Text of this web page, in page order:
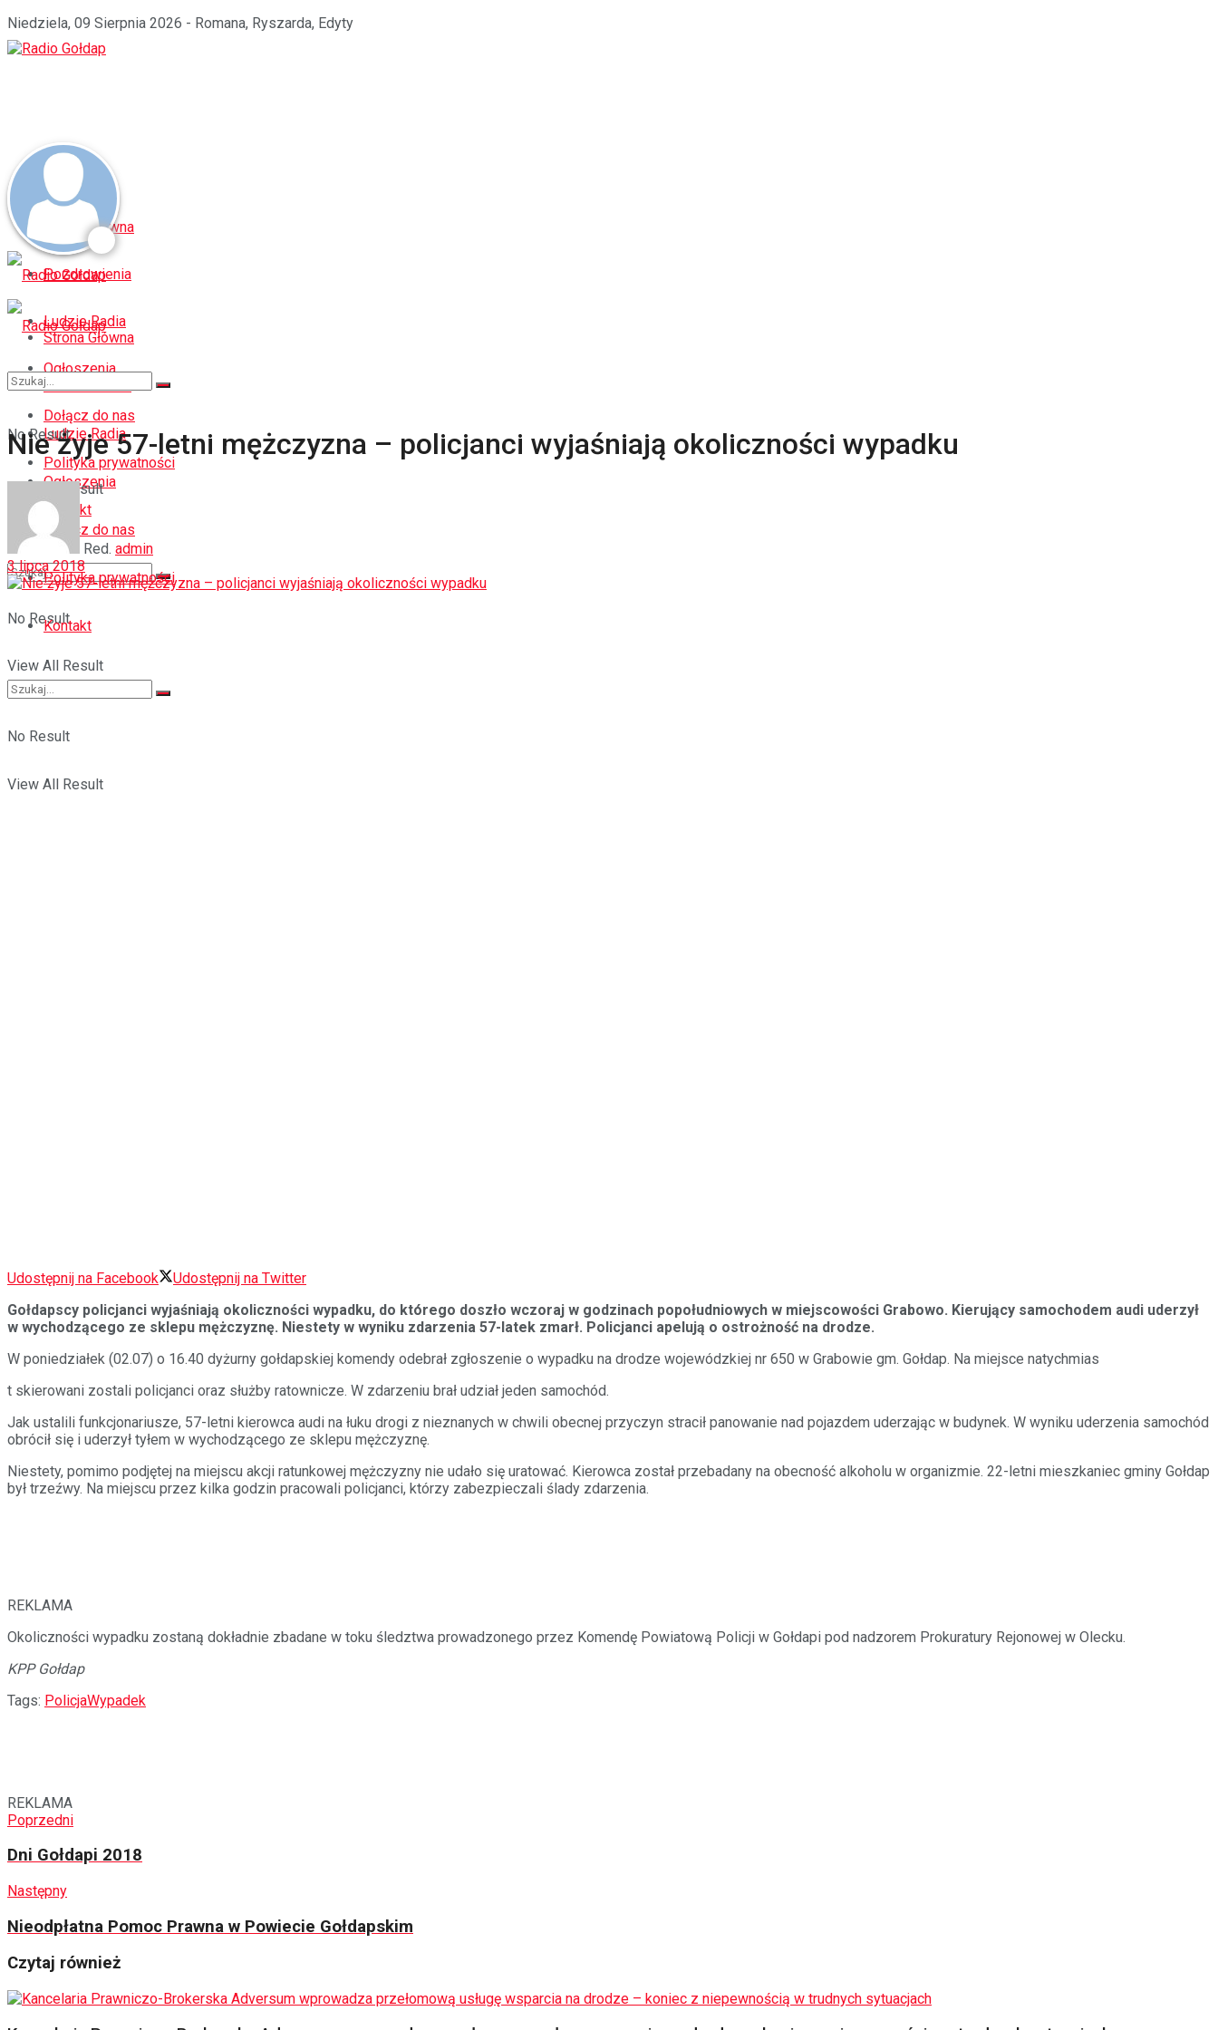
Niedziela, 09 Sierpnia 2026 - Romana, Ryszarda, Edyty
Strona Główna
Pozdrowienia
Ludzie Radia
Ogłoszenia
Dołącz do nas
Polityka prywatności
Kontakt
No Result
View All Result
Strona Główna
Pozdrowienia
Ludzie Radia
Ogłoszenia
Dołącz do nas
Polityka prywatności
Kontakt
No Result
View All Result
No Result
View All Result
Nie żyje 57-letni mężczyzna – policjanci wyjaśniają okoliczności wypadku
Red. admin
3 lipca 2018
Udostępnij na Facebook
Udostępnij na Twitter
Gołdapscy policjanci wyjaśniają okoliczności wypadku, do którego doszło wczoraj w godzinach popołudniowych w miejscowości Grabowo. Kierujący samochodem audi uderzył
w wychodzącego ze sklepu mężczyznę. Niestety w wyniku zdarzenia 57-latek zmarł. Policjanci apelują o ostrożność na drodze.
W poniedziałek (02.07) o 16.40 dyżurny gołdapskiej komendy odebrał zgłoszenie o wypadku na drodze wojewódzkiej nr 650 w Grabowie gm. Gołdap. Na miejsce natychmias
t skierowani zostali policjanci oraz służby ratownicze. W zdarzeniu brał udział jeden samochód.
Jak ustalili funkcjonariusze, 57-letni kierowca audi na łuku drogi z nieznanych w chwili obecnej przyczyn stracił panowanie nad pojazdem uderzając w budynek. W wyniku uderzenia samochód
obrócił się i uderzył tyłem w wychodzącego ze sklepu mężczyznę.
Niestety, pomimo podjętej na miejscu akcji ratunkowej mężczyzny nie udało się uratować. Kierowca został przebadany na obecność alkoholu w organizmie. 22-letni mieszkaniec gminy Gołdap
był trzeźwy. Na miejscu przez kilka godzin pracowali policjanci, którzy zabezpieczali ślady zdarzenia.
REKLAMA
Okoliczności wypadku zostaną dokładnie zbadane w toku śledztwa prowadzonego przez Komendę Powiatową Policji w Gołdapi pod nadzorem Prokuratury Rejonowej w Olecku.
KPP Gołdap
Tags: PolicjaWypadek
REKLAMA
Poprzedni
Dni Gołdapi 2018
Następny
Nieodpłatna Pomoc Prawna w Powiecie Gołdapskim
Czytaj również